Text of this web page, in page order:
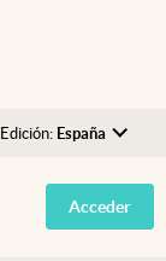
Edición: España
Argentina
España
Acceder